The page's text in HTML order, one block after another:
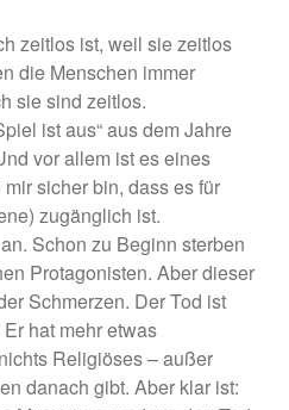
zeitlos ist, weil sie zeitlos
die Menschen immer
sie sind zeitlos.
ist aus“ aus dem Jahre
vor allem ist es eines
sicher bin, dass es für
zugänglich ist.
Schon zu Beginn sterben
Protagonisten. Aber dieser
Schmerzen. Der Tod ist
hat mehr etwas
Religiöses – außer
danach gibt. Aber klar ist: